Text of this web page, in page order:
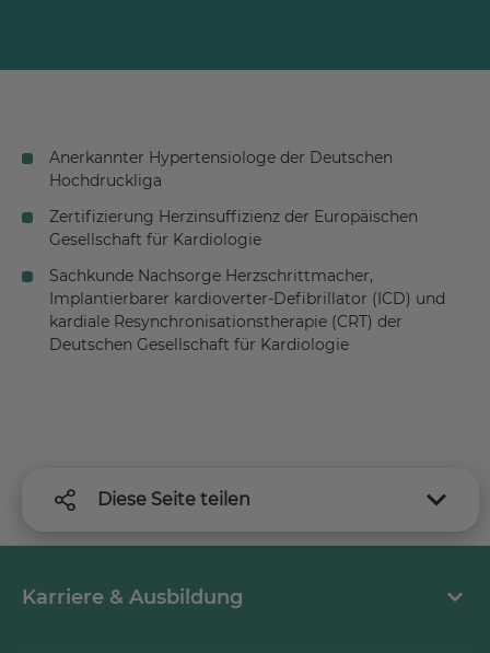
Anerkannter Hypertensiologe der Deutschen
Hochdruckliga
Zertifizierung Herzinsuffizienz der Europäischen
Gesellschaft für Kardiologie
Sachkunde Nachsorge Herzschrittmacher,
Implantierbarer kardioverter-Defibrillator (ICD) und
kardiale Resynchronisationstherapie (CRT) der
Deutschen Gesellschaft für Kardiologie
Diese Seite teilen
Karriere & Ausbildung